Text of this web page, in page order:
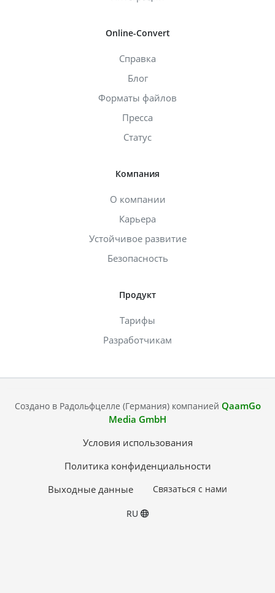
Online-Convert
Справка
Блог
Форматы файлов
Пресса
Статус
Компания
О компании
Карьера
Устойчивое развитие
Безопасность
Продукт
Тарифы
Разработчикам
Создано в Радольфцелле (Германия) компанией QaamGo
Media GmbH
Условия использования
Политика конфиденциальности
Выходные данные
Связаться с нами
RU